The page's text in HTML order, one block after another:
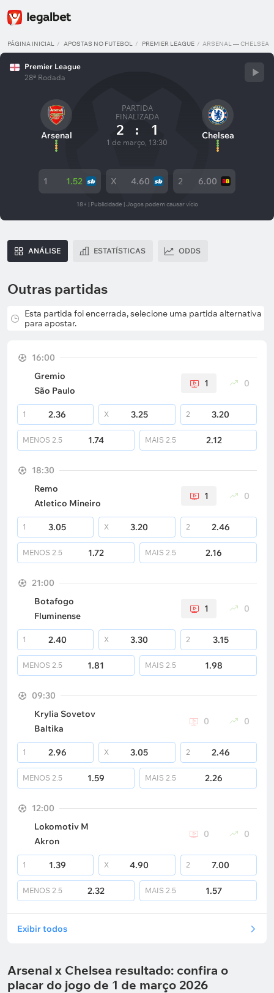
PÁGINA INICIAL APOSTAS NO FUTEBOL PREMIER LEAGUE ARSENAL — CHELSEA
Premier League
28ª Rodada
Arsenal
PARTIDA
FINALIZADA
2 : 1
1 de março, 13:30
Chelsea
1 1.52 X 4.60 2 6.00
18+ | Publicidade | Jogos podem causar vício
ANÁLISE ESTATÍSTICAS ODDS
Outras partidas
Esta partida foi encerrada, selecione uma partida alternativa
para apostar.
16:00
Gremio
São Paulo
1 0
1 2.36 X 3.25 2 3.20
MENOS 2.5 1.74 MAIS 2.5 2.12
18:30
Remo
Atletico Mineiro
1 0
1 3.05 X 3.20 2 2.46
MENOS 2.5 1.72 MAIS 2.5 2.16
21:00
Botafogo
Fluminense
1 0
1 2.40 X 3.30 2 3.15
MENOS 2.5 1.81 MAIS 2.5 1.98
09:30
Krylia Sovetov
Baltika
0 0
1 2.96 X 3.05 2 2.46
MENOS 2.5 1.59 MAIS 2.5 2.26
12:00
Lokomotiv M
Akron
0 0
1 1.39 X 4.90 2 7.00
MENOS 2.5 2.32 MAIS 2.5 1.57
Exibir todos
Arsenal x Chelsea resultado: confira o
placar do jogo de 1 de março 2026